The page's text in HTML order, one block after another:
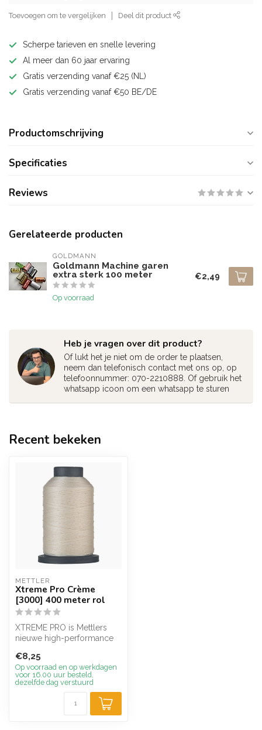
Toevoegen om te vergelijken Deel dit product
Scherpe tarieven en snelle levering
Al meer dan 60 jaar ervaring
Gratis verzending vanaf €25 (NL)
Gratis verzending vanaf €50 BE/DE
Productomschrijving
Specificaties
Reviews
Gerelateerde producten
GOLDMANN
Goldmann Machine garen
extra sterk 100 meter
Op voorraad
€2,49
Heb je vragen over dit product?
Of lukt het je niet om de order te plaatsen,
neem dan telefonisch contact met ons op, op
telefoonnummer: 070-2210888. Of gebruik het
whatsapp icoon om een whatsapp te sturen
Recent bekeken
METTLER
Xtreme Pro Crème
[3000] 400 meter rol
XTREME PRO is Mettlers
nieuwe high-performance
omstandigheden...
€8,25
Op voorraad en op werkdagen
voor 16.00 uur besteld,
dezelfde dag verstuurd